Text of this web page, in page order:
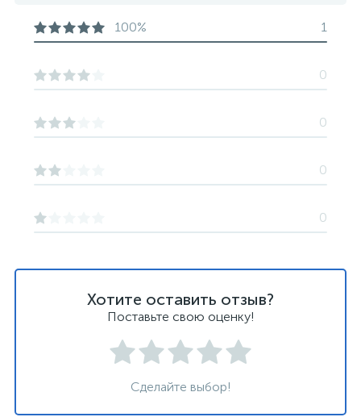
Хотите оставить отзыв?
Поставьте свою оценку!
Сделайте выбор!
100% 1
0
0
0
0